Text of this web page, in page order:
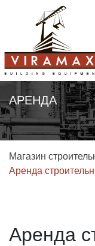
АРЕНДА
Магазин
Аренда
Аренда